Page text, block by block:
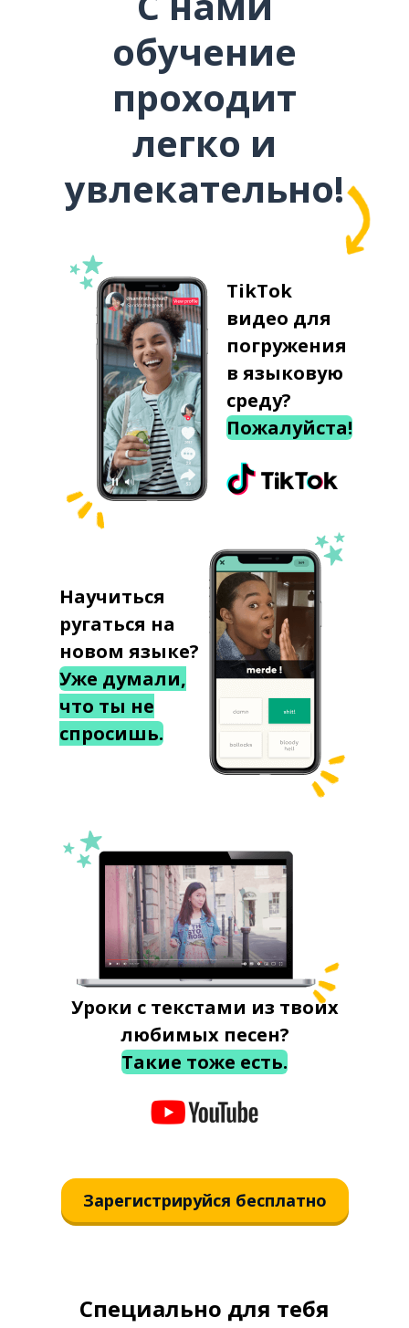
обучение
проходит
легко и
увлекательно!
TikTok
видео для
погружения
в языковую
среду?
Пожалуйста!
Научиться
ругаться на
новом языке?
Уже думали,
что ты не
спросишь.
Уроки с текстами из твоих
любимых песен?
Такие тоже есть.
Зарегистрируйся бесплатно
Специально для тебя